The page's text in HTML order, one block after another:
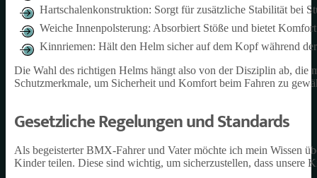
Hartschalenkonstruktion: Sorgt für zusätzliche Stabilität bei
Weiche Innenpolsterung: Absorbiert Stöße und bietet
Kinnriemen: Hält den Helm sicher auf dem Kopf während
Die Wahl des richtigen Helms hängt also von der Disziplin ab,
Schutzmerkmale, um Sicherheit und Komfort beim Fahren zu
Gesetzliche Regelungen und Standards
Als begeisterter BMX-Fahrer und Vater möchte ich mein Wissen
Kinder teilen. Diese sind wichtig, um sicherzustellen, dass unsere